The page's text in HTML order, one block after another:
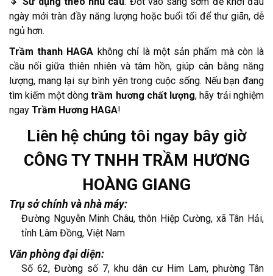
ngày mới tràn đầy năng lượng hoặc buổi tối để thư giãn, dễ
ngủ hơn.
Trầm thanh HAGA không chỉ là một sản phẩm mà còn là
cầu nối giữa thiên nhiên và tâm hồn, giúp cân bằng năng
lượng, mang lại sự bình yên trong cuộc sống. Nếu bạn đang
tìm kiếm một dòngtrầm hương chất lượng, hãy trải nghiệm
ngay Trầm Hương HAGA!
Liên hệ chúng tôi ngay bây giờ
CÔNG TY TNHH TRẦM HƯƠNG
HOÀNG GIANG
Trụ sở chính và nhà máy:
Đường Nguyễn Minh Châu, thôn Hiệp Cường, xã Tân Hải,
tỉnh Lâm Đồng, Việt Nam
Văn phòng đại diện:
Số 62, Đường số 7, khu dân cư Him Lam, phường Tân